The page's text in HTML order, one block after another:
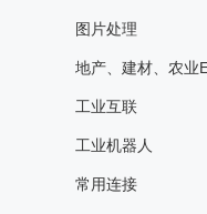
图片处理
地产、建材、农业
工业互联
工业机器人
常用连接